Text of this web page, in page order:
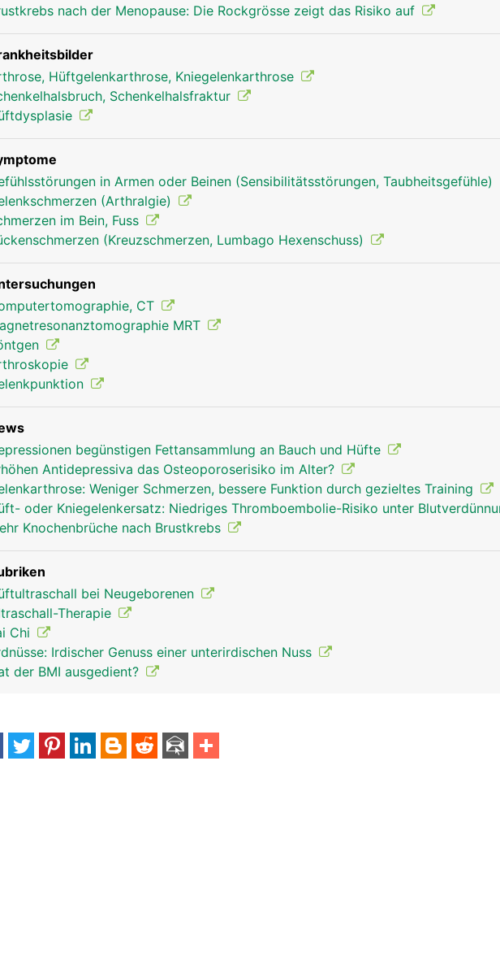
nach der Menopause: Die Rockgrösse zeigt das Risiko auf
Hüftgelenkarthrose, Kniegelenkarthrose
Schenkelhalsfraktur
in Armen oder Beinen (Sensibilitätsstörungen, Taubheitsgefühle)
(Arthralgie)
im Bein, Fuss
(Kreuzschmerzen, Lumbago Hexenschuss)
CT
MRT
begünstigen Fettansammlung an Bauch und Hüfte
Antidepressiva das Osteoporoserisiko im Alter?
Weniger Schmerzen, bessere Funktion durch gezieltes Training
oder Kniegelenkersatz: Niedriges Thromboembolie-Risiko unter
Knochenbrüche nach Brustkrebs
bei Neugeborenen
Therapie
Chi
Irdischer Genuss einer unterirdischen Nuss
der BMI ausgedient?